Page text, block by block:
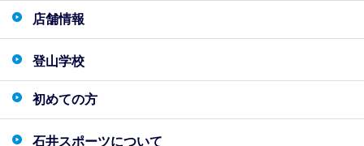
店舗情報
登山学校
初めての方
石井スポーツについて